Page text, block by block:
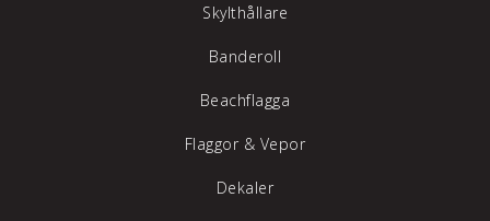
Skylthållare
Banderoll
Beachflagga
Flaggor & Vepor
Dekaler